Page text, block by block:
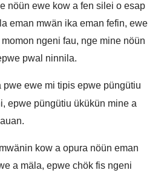
nöün ewe kow a fen silei o esap
eman mwän ika eman fefin, ewe
ngeni fau, nge mine nöün
pwal ninnila.
pwe ewe mi tipis epwe püngütiu
epwe püngütiu ükükün mine a
kow a opura nöün eman
a mäla, epwe chök fis ngeni